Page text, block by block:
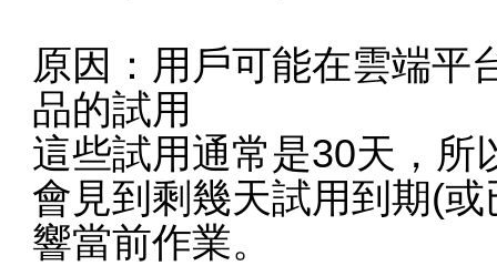
原因：用戶可能在雲端平
品的試用
這些試用通常是30天，所
會見到剩幾天試用到期(
響當前作業。